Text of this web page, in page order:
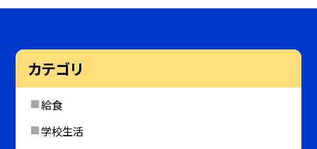
カテゴリ
給食
学校生活